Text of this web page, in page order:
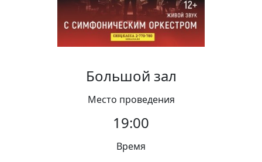
Большой зал
Место проведения
19:00
Время